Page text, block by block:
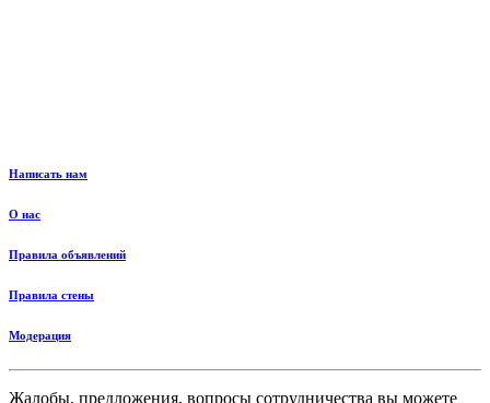
Написать нам
О нас
Правила объявлений
Правила стены
Модерация
Жалобы, предложения, вопросы сотрудничества вы можете